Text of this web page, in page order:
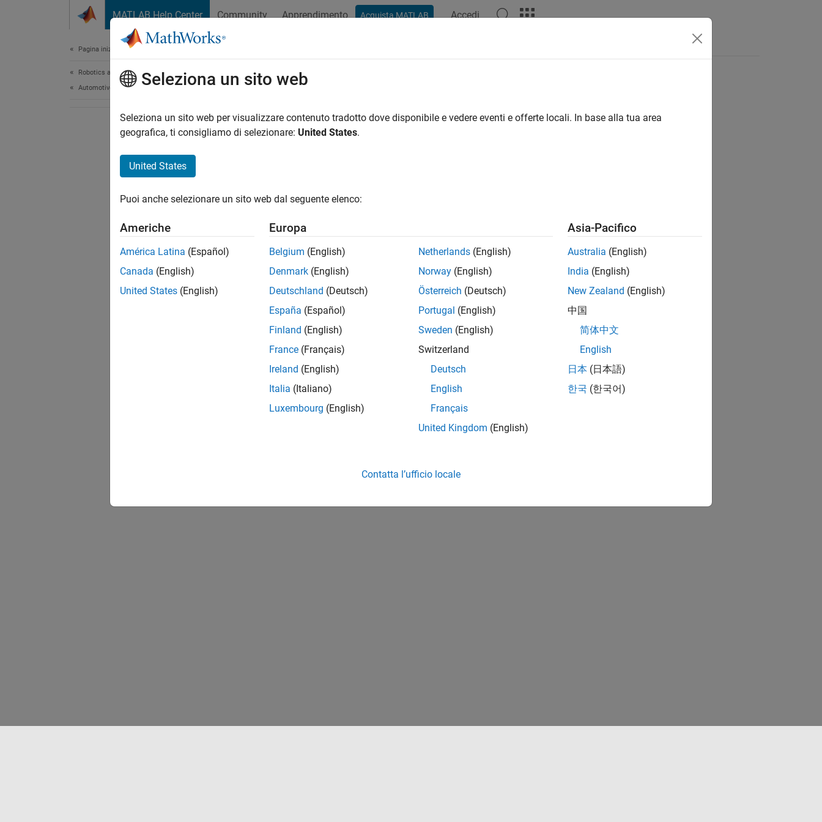
MATLAB Help Center Community Apprendimento Acquista MATLAB Accedi
Pagina iniziale della documentazione
Robotics and Autonomous Systems
Automotive
Seleziona un sito web
Seleziona un sito web per visualizzare contenuto tradotto dove disponibile e vedere eventi e offerte locali. In base alla tua area
geografica, ti consigliamo di selezionare: United States.
United States
Puoi anche selezionare un sito web dal seguente elenco:
Americhe
América Latina (Español)
Canada (English)
United States (English)
Europa
Belgium (English)
Denmark (English)
Deutschland (Deutsch)
España (Español)
Finland (English)
France (Français)
Ireland (English)
Italia (Italiano)
Luxembourg (English)
Netherlands (English)
Norway (English)
Österreich (Deutsch)
Portugal (English)
Sweden (English)
Switzerland
Deutsch
English
Français
United Kingdom (English)
Asia-Pacifico
Australia (English)
India (English)
New Zealand (English)
中国
简体中文
English
日本 (日本語)
한국 (한국어)
Contatta l’ufficio locale